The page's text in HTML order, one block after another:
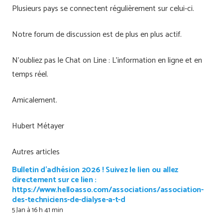
Plusieurs pays se connectent régulièrement sur celui-ci.
Notre forum de discussion est de plus en plus actif.
N’oubliez pas le Chat on Line : L’information en ligne et en
temps réel.
Amicalement.
Hubert Métayer
Autres articles
Bulletin d’adhésion 2026 ! Suivez le lien ou allez
directement sur ce lien :
https://www.helloasso.com/associations/association-
des-techniciens-de-dialyse-a-t-d
5 Jan à 16 h 41 min